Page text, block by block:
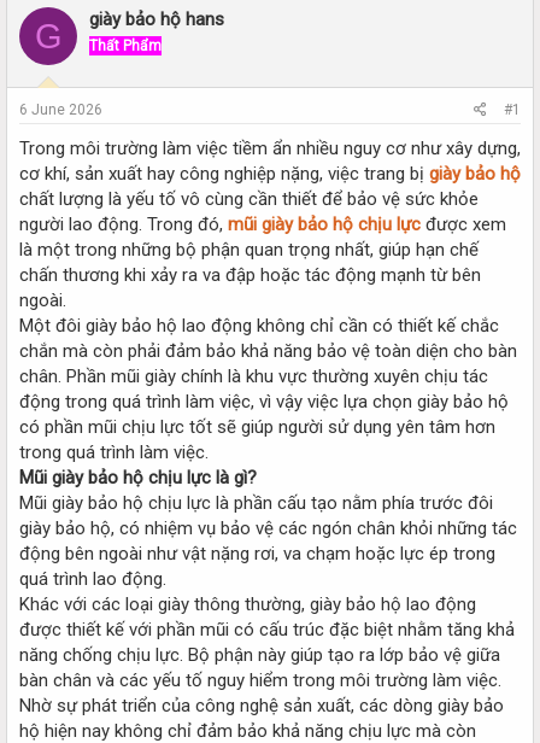
e
d
a
r
e
r
r
t
G giày bảo hộ hans
Thất Phẩm
6 June 2026 #1
Trong môi trường làm việc tiềm ẩn nhiều nguy cơ như xây dựng,
cơ khí, sản xuất hay công nghiệp nặng, việc trang bị giày bảo hộ
chất lượng là yếu tố vô cùng cần thiết để bảo vệ sức khỏe
người lao động. Trong đó, mũi giày bảo hộ chịu lực được xem
là một trong những bộ phận quan trọng nhất, giúp hạn chế
chấn thương khi xảy ra va đập hoặc tác động mạnh từ bên
ngoài.
Một đôi giày bảo hộ lao động không chỉ cần có thiết kế chắc
chắn mà còn phải đảm bảo khả năng bảo vệ toàn diện cho bàn
chân. Phần mũi giày chính là khu vực thường xuyên chịu tác
động trong quá trình làm việc, vì vậy việc lựa chọn giày bảo hộ
có phần mũi chịu lực tốt sẽ giúp người sử dụng yên tâm hơn
trong quá trình làm việc.
Mũi giày bảo hộ chịu lực là gì?
Mũi giày bảo hộ chịu lực là phần cấu tạo nằm phía trước đôi
giày bảo hộ, có nhiệm vụ bảo vệ các ngón chân khỏi những tác
động bên ngoài như vật nặng rơi, va chạm hoặc lực ép trong
quá trình lao động.
Khác với các loại giày thông thường, giày bảo hộ lao động
được thiết kế với phần mũi có cấu trúc đặc biệt nhằm tăng khả
năng chống chịu lực. Bộ phận này giúp tạo ra lớp bảo vệ giữa
bàn chân và các yếu tố nguy hiểm trong môi trường làm việc.
Nhờ sự phát triển của công nghệ sản xuất, các dòng giày bảo
hộ hiện nay không chỉ đảm bảo khả năng chịu lực mà còn